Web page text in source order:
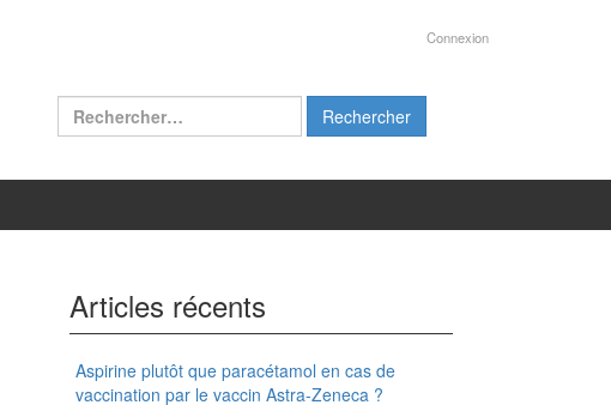
Connexion
Rechercher :
Articles récents
Aspirine plutôt que paracétamol en cas de
vaccination par le vaccin Astra-Zeneca ?